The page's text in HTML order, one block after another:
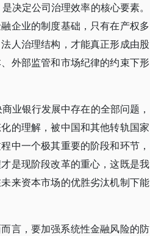
决定公司治理效率的核心要素。
企业的制度基础，只有在产权多
人治理结构，才能真正形成由股
外部监管和市场纪律的约束下形
业银行发展中存在的全部问题，
的理解，被中国和其他转轨国家
中一个极其重要的阶段和环节，
是现阶段改革的重心，这既是我
来资本市场的优胜劣汰机制下能
言，要加强系统性金融风险的防